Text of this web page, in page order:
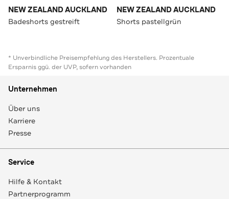
NEW ZEALAND AUCKLAND
Badeshorts gestreift
NEW ZEALAND AUCKLAND
Shorts pastellgrün
* Unverbindliche Preisempfehlung des Herstellers. Prozentuale
Ersparnis ggü. der UVP, sofern vorhanden
Unternehmen
Über uns
Karriere
Presse
Service
Hilfe & Kontakt
Partnerprogramm